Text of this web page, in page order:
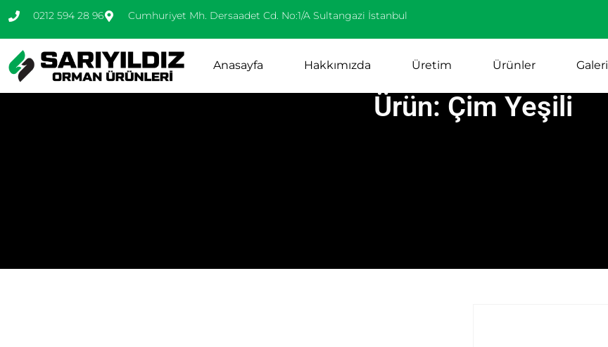
0212 594 28 96 Cumhuriyet Mh. Dersaadet Cd. No:1/A Sultangazi İstanbul
Anasayfa Hakkımızda Üretim Ürünler Galeri
Ürün: Çim Yeşili